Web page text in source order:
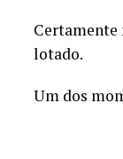
Certamente
lotado.
Um dos